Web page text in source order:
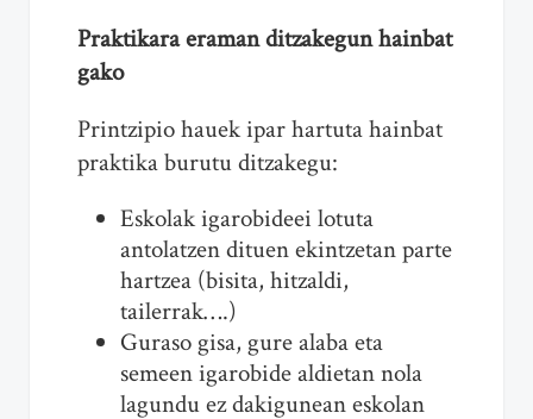
Praktikara eraman ditzakegun hainbat
gako
Printzipio hauek ipar hartuta hainbat
praktika burutu ditzakegu:
Eskolak igarobideei lotuta
antolatzen dituen ekintzetan parte
hartzea (bisita, hitzaldi,
tailerrak….)
Guraso gisa, gure alaba eta
semeen igarobide aldietan nola
lagundu ez dakigunean eskolan